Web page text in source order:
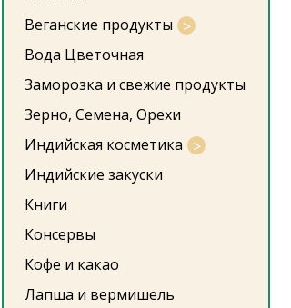
Веганские продукты
Вода Цветочная
Заморозка и свежие продукты
Зерно, Семена, Орехи
Индийская косметика
Индийские закуски
Книги
Консервы
Кофе и какао
Лапша и вермишель